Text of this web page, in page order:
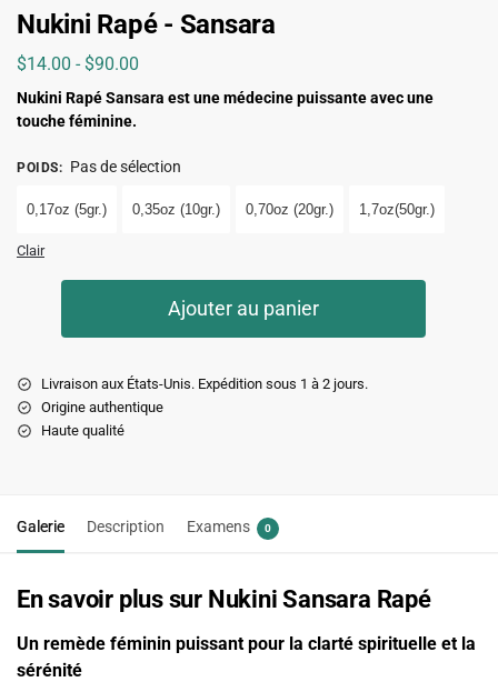
Nukini Rapé - Sansara
$14.00 - $90.00
Nukini Rapé Sansara est une médecine puissante avec une
touche féminine.
POIDS: Pas de sélection
0,17oz (5gr.) 0,35oz (10gr.) 0,70oz (20gr.) 1,7oz(50gr.)
Clair
Ajouter au panier
Livraison aux États-Unis. Expédition sous 1 à 2 jours.
Origine authentique
Haute qualité
Galerie Description Examens 0
En savoir plus sur Nukini Sansara Rapé
Un remède féminin puissant pour la clarté spirituelle et la
sérénité